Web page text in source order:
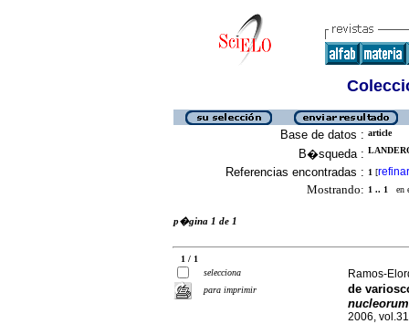
Base de datos : article
B�squeda :
Referencias encontradas : 1 [refinar
Mostrando: 1 .. 1 en
p�gina 1 de 1
1 / 1
selecciona
para imprimir
Ramos-
de
2006,